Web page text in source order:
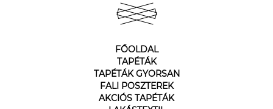
FŐOLDAL
TAPÉTÁK
TAPÉTÁK GYORSAN
FALI POSZTEREK
AKCIÓS TAPÉTÁK